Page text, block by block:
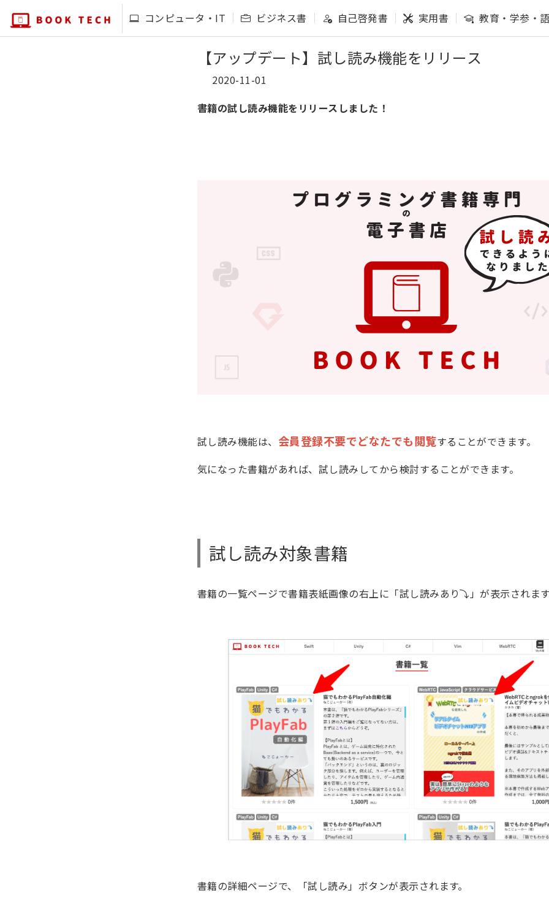
コンピュータ・IT ビジネス書 自己啓発書 実用書 教育・学参・
【アップデート】試し読み機能をリリース
2020-11-01
書籍の試し読み機能をリリースしました！
試し読み機能は、 会員登録不要でどなたでも閲覧することができます。
気になった書籍があれば、試し読みしてから検討することができます。
試し読み対象書籍
書籍の一覧ページで書籍表紙画像の右上に「試し読みあり⤵︎」が表示されま
書籍の詳細ページで、「試し読み」ボタンが表示されます。